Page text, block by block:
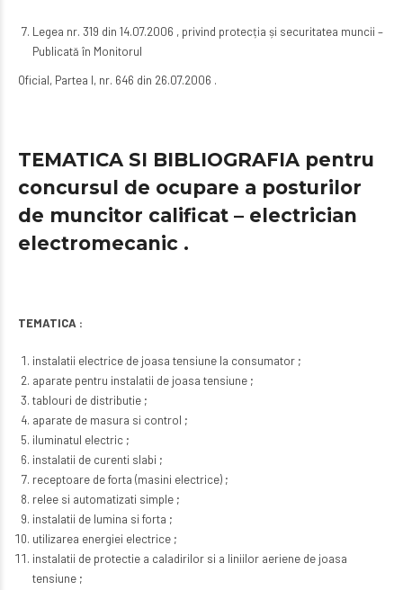
Legea nr. 319 din 14.07.2006 , privind protecția și securitatea muncii –
Publicată în Monitorul
Oficial, Partea I, nr. 646 din 26.07.2006 .
TEMATICA SI BIBLIOGRAFIA pentru
concursul de ocupare a posturilor
de muncitor calificat – electrician
electromecanic .
TEMATICA :
instalatii electrice de joasa tensiune la consumator ;
aparate pentru instalatii de joasa tensiune ;
tablouri de distributie ;
aparate de masura si control ;
iluminatul electric ;
instalatii de curenti slabi ;
receptoare de forta (masini electrice) ;
relee si automatizati simple ;
instalatii de lumina si forta ;
utilizarea energiei electrice ;
instalatii de protectie a caladirilor si a liniilor aeriene de joasa
tensiune ;